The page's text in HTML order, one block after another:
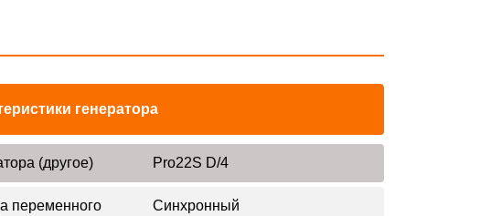
генератора
(другое) Pro22S D/4
переменного
Синхронный